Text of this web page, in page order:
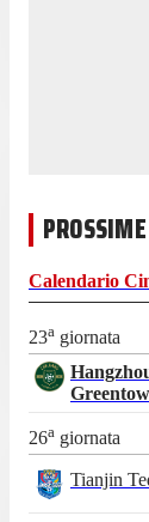
Calendario
23a giornata
26a giornata
Tianjin